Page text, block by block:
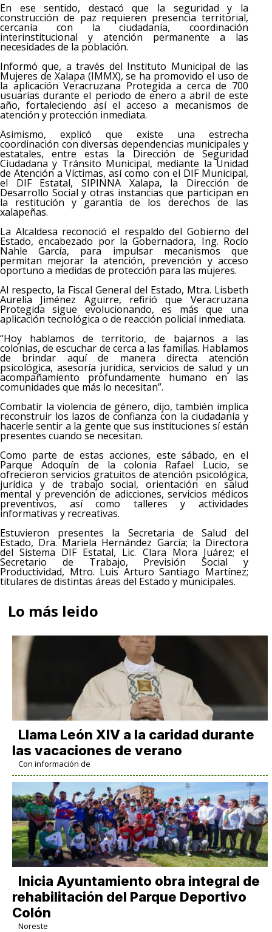
En ese sentido, destacó que la seguridad y la
construcción de paz requieren presencia territorial,
cercanía con la ciudadanía, coordinación
interinstitucional y atención permanente a las
necesidades de la población.
Informó que, a través del Instituto Municipal de las
Mujeres de Xalapa (IMMX), se ha promovido el uso de
la aplicación Veracruzana Protegida a cerca de 700
usuarias durante el periodo de enero a abril de este
año, fortaleciendo así el acceso a mecanismos de
atención y protección inmediata.
Asimismo, explicó que existe una estrecha
coordinación con diversas dependencias municipales y
estatales, entre estas la Dirección de Seguridad
Ciudadana y Tránsito Municipal, mediante la Unidad
de Atención a Víctimas, así como con el DIF Municipal,
el DIF Estatal, SIPINNA Xalapa, la Dirección de
Desarrollo Social y otras instancias que participan en
la restitución y garantía de los derechos de las
xalapeñas.
La Alcaldesa reconoció el respaldo del Gobierno del
Estado, encabezado por la Gobernadora, Ing. Rocío
Nahle García, para impulsar mecanismos que
permitan mejorar la atención, prevención y acceso
oportuno a medidas de protección para las mujeres.
Al respecto, la Fiscal General del Estado, Mtra. Lisbeth
Aurelia Jiménez Aguirre, refirió que Veracruzana
Protegida sigue evolucionando, es más que una
aplicación tecnológica o de reacción policial inmediata.
“Hoy hablamos de territorio, de bajarnos a las
colonias, de escuchar de cerca a las familias. Hablamos
de brindar aquí de manera directa atención
psicológica, asesoría jurídica, servicios de salud y un
acompañamiento profundamente humano en las
comunidades que más lo necesitan”.
Combatir la violencia de género, dijo, también implica
reconstruir los lazos de confianza con la ciudadanía y
hacerle sentir a la gente que sus instituciones sí están
presentes cuando se necesitan.
Como parte de estas acciones, este sábado, en el
Parque Adoquín de la colonia Rafael Lucio, se
ofrecieron servicios gratuitos de atención psicológica,
jurídica y de trabajo social, orientación en salud
mental y prevención de adicciones, servicios médicos
preventivos, así como talleres y actividades
informativas y recreativas.
Estuvieron presentes la Secretaria de Salud del
Estado, Dra. Mariela Hernández García; la Directora
del Sistema DIF Estatal, Lic. Clara Mora Juárez; el
Secretario de Trabajo, Previsión Social y
Productividad, Mtro. Luis Arturo Santiago Martínez;
titulares de distintas áreas del Estado y municipales.
Lo más leido
Llama León XIV a la caridad durante
las vacaciones de verano
Con información de
Inicia Ayuntamiento obra integral de
rehabilitación del Parque Deportivo
Colón
Noreste